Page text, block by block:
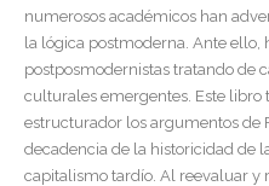
numerosos académicos han
la lógica postmoderna. Ante ello,
postposmodernistas tratando de
culturales emergentes. Este
estructurador los argumentos de
decadencia de la historicidad de
capitalismo tardío. Al reevaluar y